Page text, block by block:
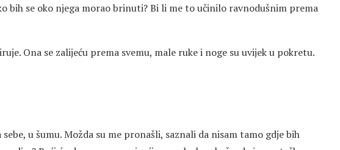
bih se oko njega morao brinuti? Bi li me to učinilo ravnodušnim prema
Ona se zalijeću prema svemu, male ruke i noge su uvijek u pokretu.
u šumu. Možda su me pronašli, saznali da nisam tamo gdje bih